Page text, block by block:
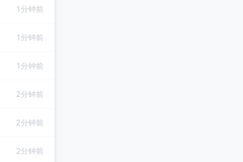
1分钟前
1分钟前
1分钟前
2分钟前
2分钟前
2分钟前